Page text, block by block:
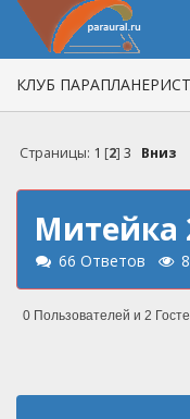
КЛУБ
Страницы: 1 [2] 3 Вниз
Митейка
66 Ответов
0 Пользователей и 2